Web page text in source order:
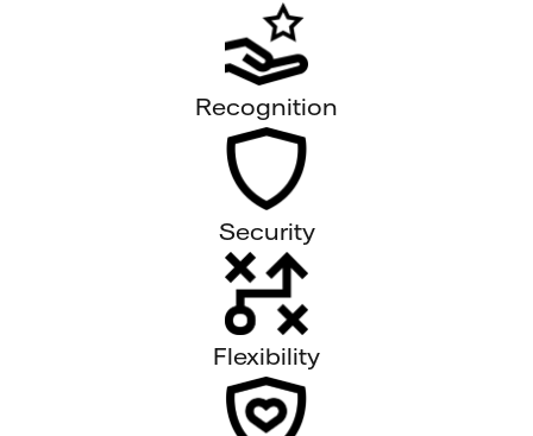
Recognition
Security
Flexibility